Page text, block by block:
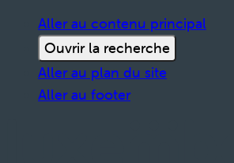
Aller au contenu principal
Ouvrir la recherche
Aller au plan du site
Aller au footer